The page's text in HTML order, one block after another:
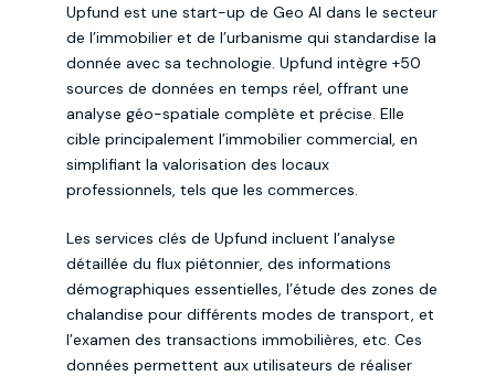
Upfund est une start-up de Geo AI dans le secteur
de l’immobilier et de l’urbanisme qui standardise la
donnée avec sa technologie. Upfund intègre +50
sources de données en temps réel, offrant une
analyse géo-spatiale complète et précise. Elle
cible principalement l’immobilier commercial, en
simplifiant la valorisation des locaux
professionnels, tels que les commerces.
Les services clés de Upfund incluent l’analyse
détaillée du flux piétonnier, des informations
démographiques essentielles, l’étude des zones de
chalandise pour différents modes de transport, et
l’examen des transactions immobilières, etc. Ces
données permettent aux utilisateurs de réaliser